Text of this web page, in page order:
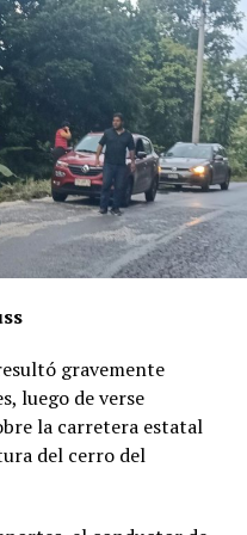
para las
del Estado abrió
esclarecer el crimen y
agresión que volvió a
en la zona Antorchista.
gravemente
luego de verse
la carretera estatal
del cerro del